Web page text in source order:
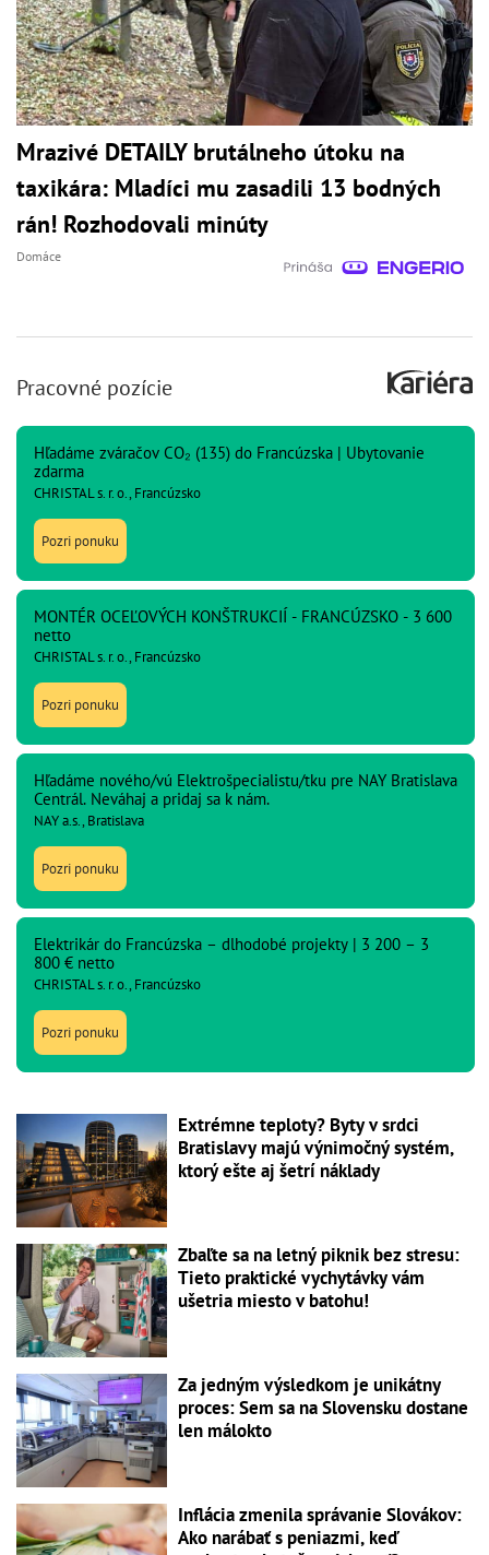
Mrazivé DETAILY brutálneho útoku na
taxikára: Mladíci mu zasadili 13 bodných
rán! Rozhodovali minúty
Domáce
Pracovné pozície
Hľadáme zváračov CO₂ (135) do Francúzska | Ubytovanie
zdarma
CHRISTAL s. r. o., Francúzsko
Pozri ponuku
MONTÉR OCEĽOVÝCH KONŠTRUKCIÍ - FRANCÚZSKO - 3 600
netto
CHRISTAL s. r. o., Francúzsko
Pozri ponuku
Hľadáme nového/vú Elektrošpecialistu/tku pre NAY Bratislava
Centrál. Neváhaj a pridaj sa k nám.
NAY a.s., Bratislava
Pozri ponuku
Elektrikár do Francúzska – dlhodobé projekty | 3 200 – 3
800 € netto
CHRISTAL s. r. o., Francúzsko
Pozri ponuku
Extrémne teploty? Byty v srdci
Bratislavy majú výnimočný systém,
ktorý ešte aj šetrí náklady
Zbaľte sa na letný piknik bez stresu:
Tieto praktické vychytávky vám
ušetria miesto v batohu!
Za jedným výsledkom je unikátny
proces: Sem sa na Slovensku dostane
len málokto
Inflácia zmenila správanie Slovákov:
Ako narábať s peniazmi, keď